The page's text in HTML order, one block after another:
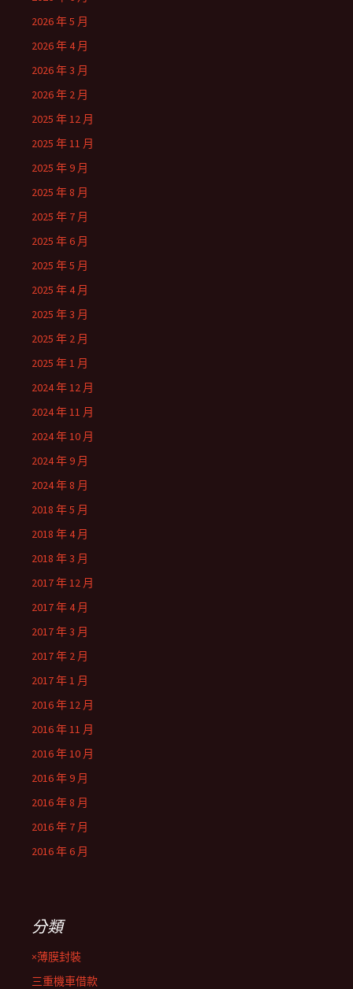
2026 年 5 月
2026 年 4 月
2026 年 3 月
2026 年 2 月
2025 年 12 月
2025 年 11 月
2025 年 9 月
2025 年 8 月
2025 年 7 月
2025 年 6 月
2025 年 5 月
2025 年 4 月
2025 年 3 月
2025 年 2 月
2025 年 1 月
2024 年 12 月
2024 年 11 月
2024 年 10 月
2024 年 9 月
2024 年 8 月
2018 年 5 月
2018 年 4 月
2018 年 3 月
2017 年 12 月
2017 年 4 月
2017 年 3 月
2017 年 2 月
2017 年 1 月
2016 年 12 月
2016 年 11 月
2016 年 10 月
2016 年 9 月
2016 年 8 月
2016 年 7 月
2016 年 6 月
分類
×薄膜封裝
三重機車借款